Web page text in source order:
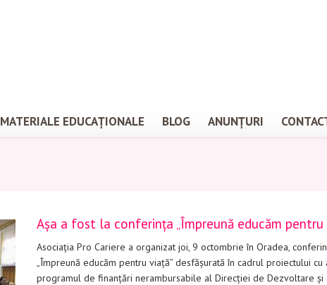
MATERIALE EDUCAȚIONALE BLOG ANUNȚURI
Așa a fost la conferința „Împreună educăm pentru
Asociația Pro Cariere a organizat joi, 9 octombrie în Oradea,
„Împreună educăm pentru viață” desfășurată în cadrul proiectului
programul de finanțări nerambursabile al Direcției de Dezvoltare și